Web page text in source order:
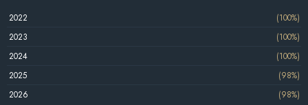
2022
(100%)
2023
(100%)
2024
(100%)
2025
(98%)
2026
(98%)